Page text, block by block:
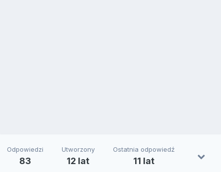
Odpowiedzi
83
Utworzony
12 lat
Ostatnia odpowiedź
11 lat